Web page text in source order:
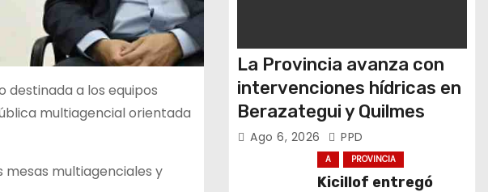
destinada a los equipos
multiagencial orientada
multiagenciales y
La Provincia avanza con
intervenciones hídricas en
Berazategui y Quilmes
Ago 6, 2026 PPD
A PROVINCIA
Kicillof entregó